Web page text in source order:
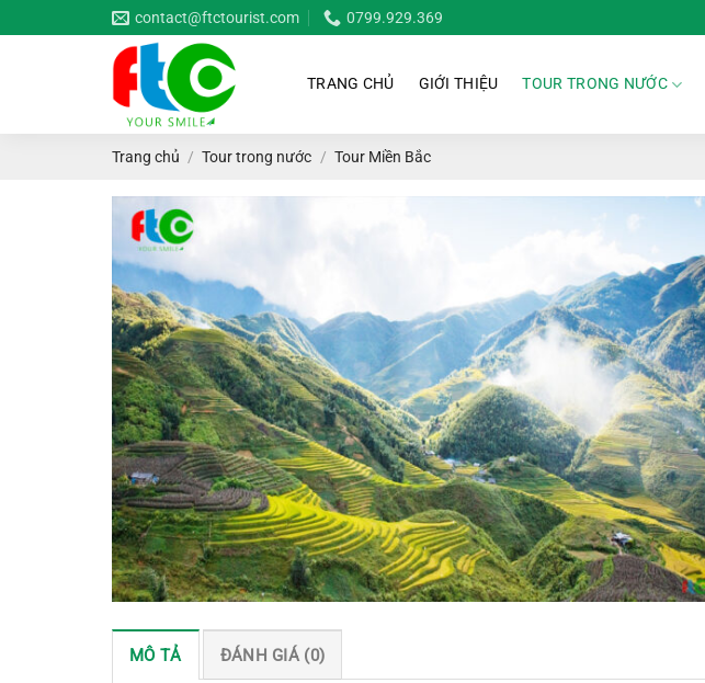
qua
contact@ftctourist.com 0799.929.369
TRANG CHỦ GIỚI THIỆU TOUR TRONG NƯỚC
Trang chủ / Tour trong nước / Tour Miền Bắc
MÔ TẢ ĐÁNH GIÁ (0)